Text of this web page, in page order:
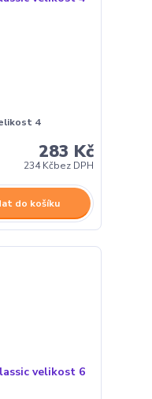
4
283 Kč
234 Kčbez DPH
do košíku